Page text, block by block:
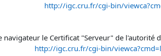
http://igc.cru.fr/cgi-bin/
le Certificat "Serveur" de l'autorité
http://igc.cru.fr/cgi-bin/